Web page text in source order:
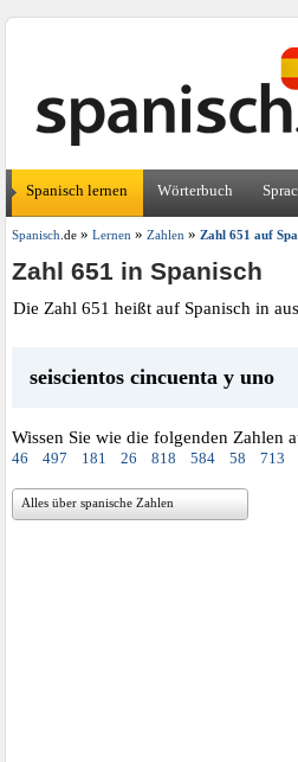
Spanisch lernen Wörterbuch
Spanisch .de» Lernen» Zahlen» Zahl 651 auf
Zahl 651 in Spanisch
Die Zahl 651 heißt auf Spanisch in
seiscientos cincuenta y uno
Wissen Sie wie die folgenden Zahlen
46 497 181 26 818 584 58 713
Alles über spanische Zahlen